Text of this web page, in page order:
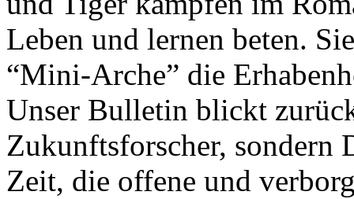
Leben und lernen beten.
“Mini-Arche” die
Unser Bulletin blickt
Zukunftsforscher, sondern
Zeit, die offene und